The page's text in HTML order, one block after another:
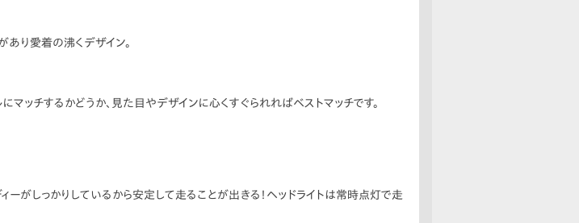
あり愛着の沸くデザイン。
ッチするかどうか、見た目やデザインに心くすぐられればベストマッチです。
がしっかりしているから安定して走ることが出きる！ヘッドライトは常時点灯で走